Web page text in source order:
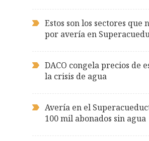
Estos son los sectores que
por avería en
DACO congela precios de
la crisis de agua
Avería en el
100 mil abonados sin agua